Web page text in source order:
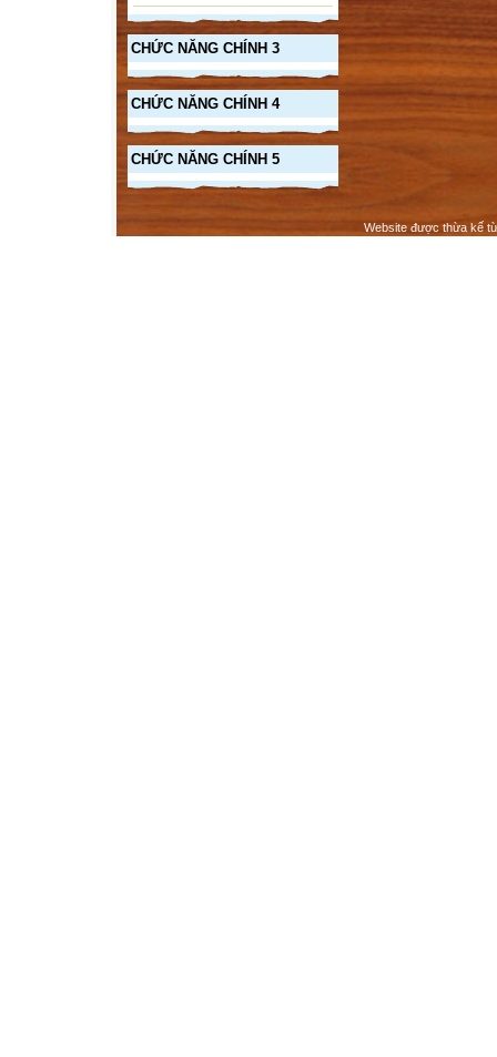
CHỨC NĂNG CHÍNH 3
CHỨC NĂNG CHÍNH 4
CHỨC NĂNG CHÍNH 5
Website được thừa kế